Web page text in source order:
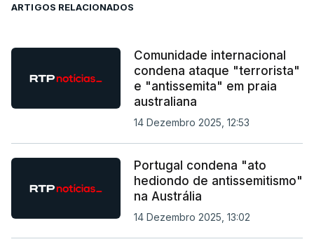
ARTIGOS RELACIONADOS
Comunidade internacional
condena ataque "terrorista"
e "antissemita" em praia
australiana
14 Dezembro 2025, 12:53
Portugal condena "ato
hediondo de antissemitismo"
na Austrália
14 Dezembro 2025, 13:02